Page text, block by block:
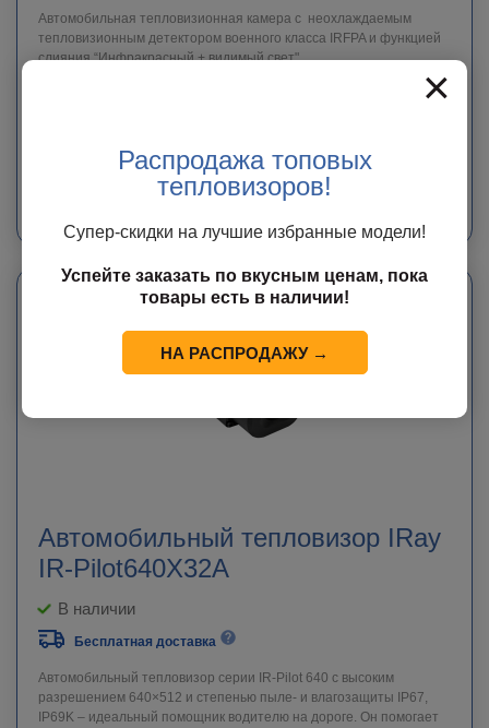
Автомобильная тепловизионная камера с неохлаждаемым
тепловизионным детектором военного класса IRFPA и функцией
слияния “Инфракрасный + видимый свет"
ЗАКАЗАТЬ
Мы свяжемся с Вами в ближайшее время с точной информацией о сроке
Автомобильный тепловизор IRay
IR-Pilot640X32A
В наличии
Бесплатная доставка
Автомобильный тепловизор серии IR-Pilot 640 с высоким
разрешением 640×512 и степенью пыле- и влагозащиты IP67,
IP69K – идеальный помощник водителю на дороге. Он помогает
×
Распродажа топовых
тепловизоров!
Супер-скидки на лучшие избранные модели!
Успейте заказать по вкусным ценам, пока
товары есть в наличии!
НА РАСПРОДАЖУ →